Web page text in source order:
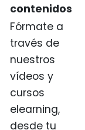
contenidos
Fórmate a
través de
nuestros
vídeos y
cursos
elearning,
desde tu